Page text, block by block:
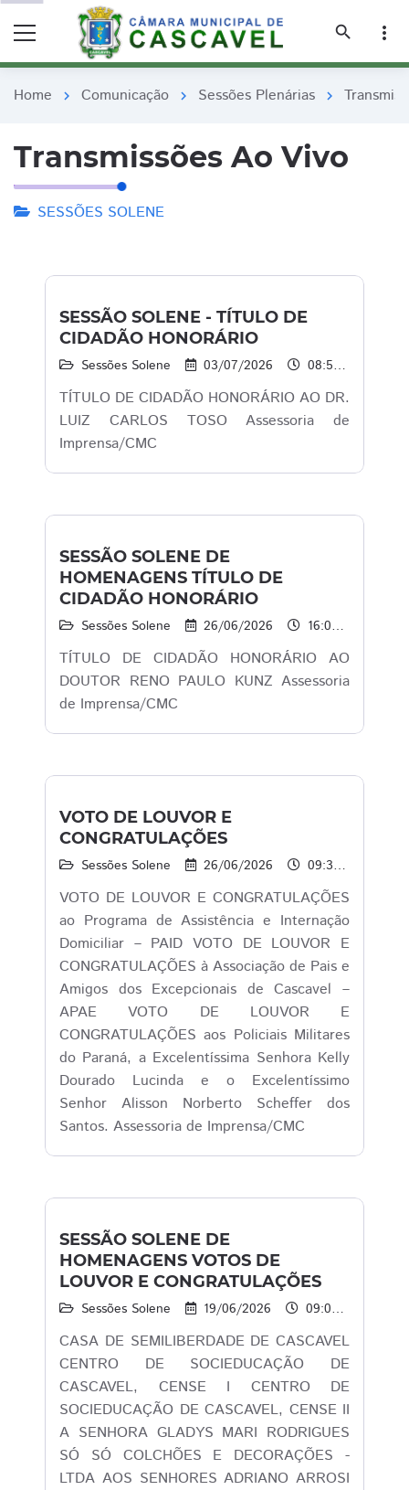
search
more_vert
Home chevron_right Comunicação chevron_right Sessões Plenárias chevron_right
Transmissões Ao Vivo
SESSÕES SOLENE
SESSÃO SOLENE - TÍTULO DE
CIDADÃO HONORÁRIO
Sessões Solene 03/07/2026 08:50 às 11:30
TÍTULO DE CIDADÃO HONORÁRIO AO DR.
LUIZ CARLOS TOSO Assessoria de
Imprensa/CMC
SESSÃO SOLENE DE
HOMENAGENS TÍTULO DE
CIDADÃO HONORÁRIO
Sessões Solene 26/06/2026 16:00 às 18:00
TÍTULO DE CIDADÃO HONORÁRIO AO
DOUTOR RENO PAULO KUNZ Assessoria
de Imprensa/CMC
VOTO DE LOUVOR E
CONGRATULAÇÕES
Sessões Solene 26/06/2026 09:30 às 13:00
VOTO DE LOUVOR E CONGRATULAÇÕES
ao Programa de Assistência e Internação
Domiciliar – PAID VOTO DE LOUVOR E
CONGRATULAÇÕES à Associação de Pais e
Amigos dos Excepcionais de Cascavel –
APAE VOTO DE LOUVOR E
CONGRATULAÇÕES aos Policiais Militares
do Paraná, a Excelentíssima Senhora Kelly
Dourado Lucinda e o Excelentíssimo
Senhor Alisson Norberto Scheffer dos
Santos. Assessoria de Imprensa/CMC
SESSÃO SOLENE DE
HOMENAGENS VOTOS DE
LOUVOR E CONGRATULAÇÕES
Sessões Solene 19/06/2026 09:00 às 11:30
CASA DE SEMILIBERDADE DE CASCAVEL
CENTRO DE SOCIEDUCAÇÃO DE
CASCAVEL, CENSE I CENTRO DE
SOCIEDUCAÇÃO DE CASCAVEL, CENSE II
A SENHORA GLADYS MARI RODRIGUES
SÓ SÓ COLCHÕES E DECORAÇÕES -
LTDA AOS SENHORES ADRIANO ARROSI